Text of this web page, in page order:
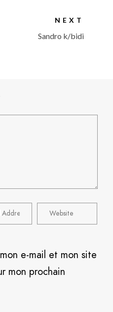
NEXT
Sandro k/bidi
e-mail et mon site
mon prochain